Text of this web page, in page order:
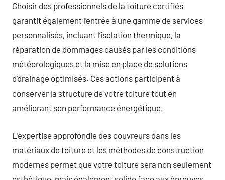
Choisir des professionnels de la toiture certifiés
garantit également l’entrée à une gamme de services
personnalisés, incluant l’isolation thermique, la
réparation de dommages causés par les conditions
météorologiques et la mise en place de solutions
d’drainage optimisés. Ces actions participent à
conserver la structure de votre toiture tout en
améliorant son performance énergétique.
L’expertise approfondie des couvreurs dans les
matériaux de toiture et les méthodes de construction
modernes permet que votre toiture sera non seulement